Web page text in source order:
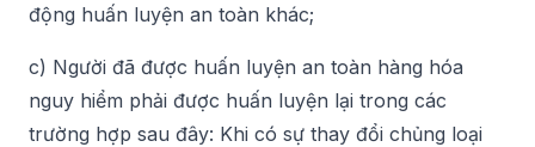
động huấn luyện an toàn khác;
c) Người đã được huấn luyện an toàn hàng hóa
nguy hiểm phải được huấn luyện lại trong các
trường hợp sau đây: Khi có sự thay đổi chủng loại